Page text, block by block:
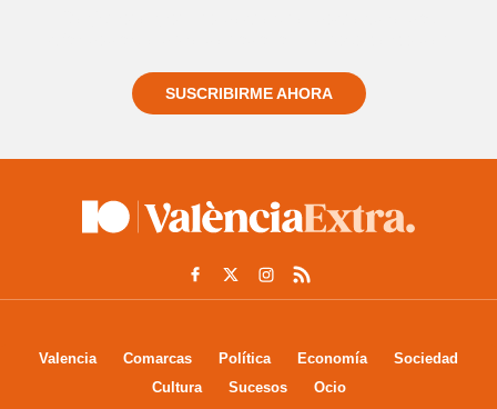
SUSCRIBIRME AHORA
Valencia Comarcas Política Economía
Sociedad
Cultura
Sucesos Ocio